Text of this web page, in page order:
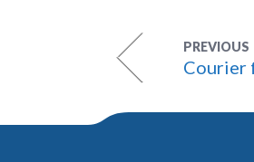
PREVIOUS
Courier